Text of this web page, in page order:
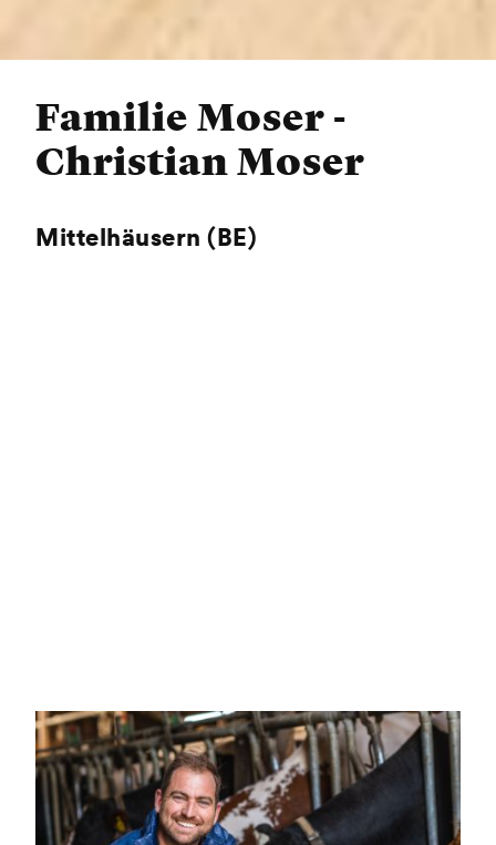
Familie Moser -
Christian Moser
Mittelhäusern (BE)